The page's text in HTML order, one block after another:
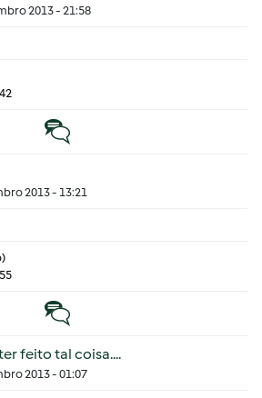
2013 - 21:58
Tópico normal
2013 - 13:21
Tópico normal
feito tal coisa....
2013 - 01:07